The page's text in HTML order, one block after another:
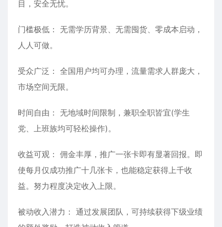
目，安全无忧。
门槛极低： 无需学历背景、无需囤货、零成本启动，
人人可做。
受众广泛： 全国用户均可办理，流量需求人群庞大，
市场空间无限。
时间自由： 无地域时间限制，兼职全职皆宜(学生
党、上班族均可轻松操作)。
收益可观： 佣金丰厚，推广一张卡即有显著回报。即
使每月仅成功推广十几张卡，也能稳定获得上千收
益。努力程度决定收入上限。
被动收入潜力： 通过发展团队，可持续获得下级业绩